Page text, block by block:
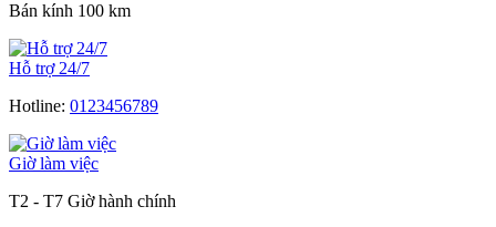
Bán kính 100 km
Hỗ trợ 24/7
Hotline: 0123456789
Giờ làm việc
T2 - T7 Giờ hành chính